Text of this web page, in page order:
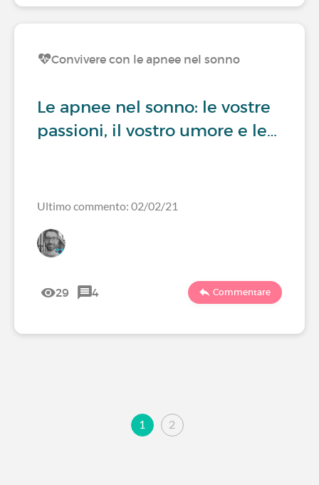
Convivere con le apnee nel sonno
Le apnee nel sonno: le vostre
passioni, il vostro umore e le…
Ultimo commento: 02/02/21
29 4 Commentare
1 2